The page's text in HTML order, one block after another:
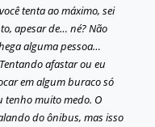
tenta ao máximo, sei
apesar de… né? Não
alguma pessoa…
afastar ou eu
em algum buraco só
tenho muito medo. O
do ônibus, mas isso